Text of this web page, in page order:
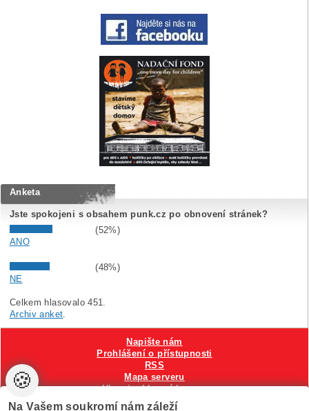
Anketa
Jste spokojeni s obsahem punk.cz po obnovení stránek?
(52%)
ANO
(48%)
NE
Celkem hlasovalo 451.
Archiv anket.
Napište nám
Prohlášení o přístupnosti
RSS
Mapa serveru
Hlavni reklamní banner
Nastavení cookies
🍪
Na Vašem soukromí nám záleží